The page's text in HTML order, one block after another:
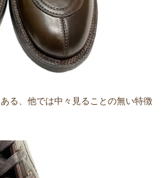
る、他では中々見ることの無い特徴